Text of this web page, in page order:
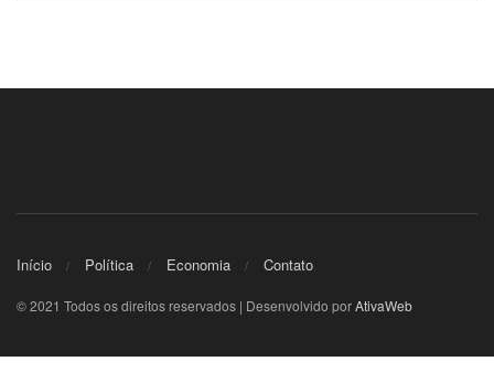
Início Política Economia Contato
© 2021 Todos os direitos reservados | Desenvolvido porAtivaWeb